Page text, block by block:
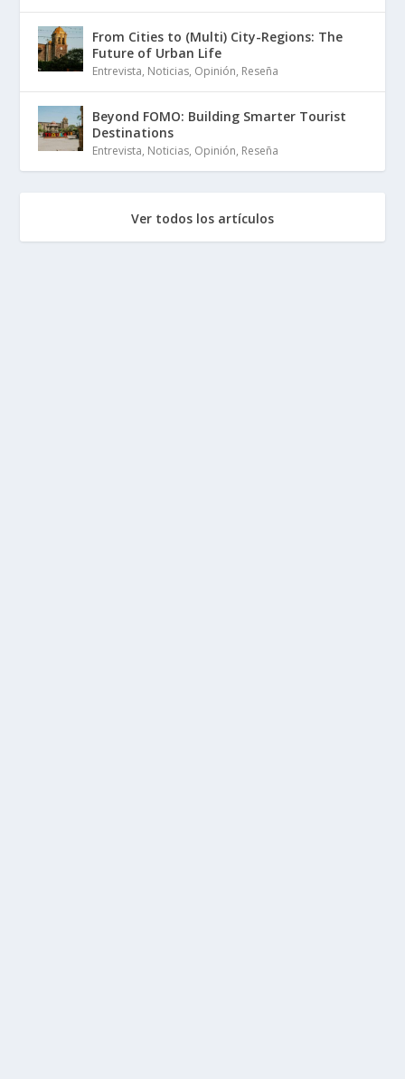
From Cities to (Multi) City-Regions: The
Future of Urban Life
Entrevista, Noticias, Opinión, Reseña
Beyond FOMO: Building Smarter Tourist
Destinations
Entrevista, Noticias, Opinión, Reseña
Ver todos los artículos